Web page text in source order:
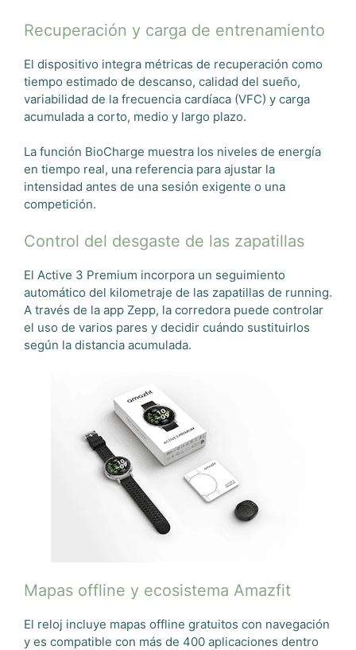
Recuperación y carga de entrenamiento
El dispositivo integra métricas de recuperación como
tiempo estimado de descanso, calidad del sueño,
variabilidad de la frecuencia cardíaca (VFC) y carga
acumulada a corto, medio y largo plazo.
La función BioCharge muestra los niveles de energía
en tiempo real, una referencia para ajustar la
intensidad antes de una sesión exigente o una
competición.
Control del desgaste de las zapatillas
El Active 3 Premium incorpora un seguimiento
automático del kilometraje de las zapatillas de running.
A través de la app Zepp, la corredora puede controlar
el uso de varios pares y decidir cuándo sustituirlos
según la distancia acumulada.
Mapas offline y ecosistema Amazfit
El reloj incluye mapas offline gratuitos con navegación
y es compatible con más de 400 aplicaciones dentro